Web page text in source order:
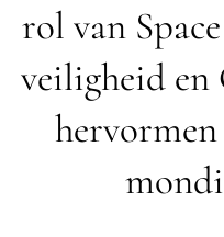
rol van
veiligheid